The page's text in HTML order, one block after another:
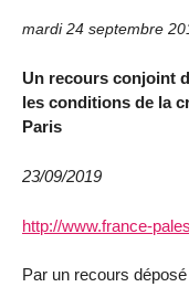
mardi 24 septembre
Un recours conjoint
les conditions de la
Paris
23/09/2019
http://www.france-
Par un recours